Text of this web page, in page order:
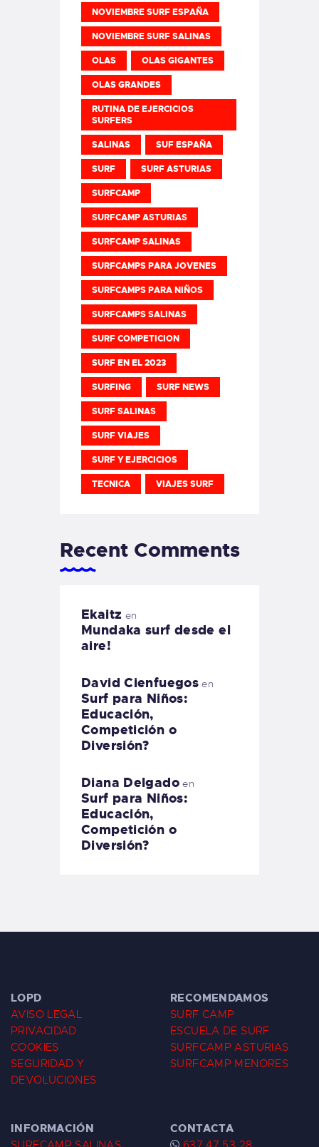
NOVIEMBRE SURF ESPAÑA
NOVIEMBRE SURF SALINAS
OLAS OLAS GIGANTES
OLAS GRANDES
RUTINA DE EJERCICIOS
SURFERS
SALINAS SUF ESPAÑA
SURF SURF ASTURIAS
SURFCAMP
SURFCAMP ASTURIAS
SURFCAMP SALINAS
SURFCAMPS PARA JOVENES
SURFCAMPS PARA NIÑOS
SURFCAMPS SALINAS
SURF COMPETICION
SURF EN EL 2023
SURFING SURF NEWS
SURF SALINAS
SURF VIAJES
SURF Y EJERCICIOS
TECNICA VIAJES SURF
Recent Comments
Ekaitz en
Mundaka surf desde el
aire!
David Cienfuegos en
Surf para Niños:
Educación,
Competición o
Diversión?
Diana Delgadoen
Surf para Niños:
Educación,
Competición o
Diversión?
LOPD
AVISO LEGAL
PRIVACIDAD
COOKIES
SEGURIDAD Y
DEVOLUCIONES
RECOMENDAMOS
SURF CAMP
ESCUELA DE SURF
SURFCAMP ASTURIAS
SURFCAMP MENORES
INFORMACIÓN CONTACTA